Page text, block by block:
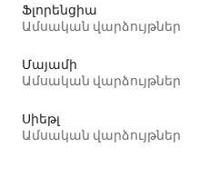
Ֆլորենցիա
Ամսական վարձույթներ
Մայամի
Ամսական վարձույթներ
Սիեթլ
Ամսական վարձույթներ